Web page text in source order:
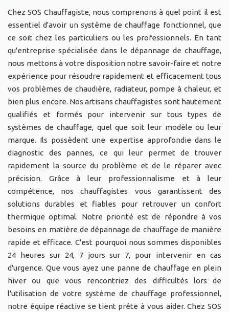
Chez SOS Chauffagiste, nous comprenons à quel point il est
essentiel d'avoir un système de chauffage fonctionnel, que
ce soit chez les particuliers ou les professionnels. En tant
qu'entreprise spécialisée dans le dépannage de chauffage,
nous mettons à votre disposition notre savoir-faire et notre
expérience pour résoudre rapidement et efficacement tous
vos problèmes de chaudière, radiateur, pompe à chaleur, et
bien plus encore. Nos artisans chauffagistes sont hautement
qualifiés et formés pour intervenir sur tous types de
systèmes de chauffage, quel que soit leur modèle ou leur
marque. Ils possèdent une expertise approfondie dans le
diagnostic des pannes, ce qui leur permet de trouver
rapidement la source du problème et de le réparer avec
précision. Grâce à leur professionnalisme et à leur
compétence, nos chauffagistes vous garantissent des
solutions durables et fiables pour retrouver un confort
thermique optimal. Notre priorité est de répondre à vos
besoins en matière de dépannage de chauffage de manière
rapide et efficace. C'est pourquoi nous sommes disponibles
24 heures sur 24, 7 jours sur 7, pour intervenir en cas
d'urgence. Que vous ayez une panne de chauffage en plein
hiver ou que vous rencontriez des difficultés lors de
l'utilisation de votre système de chauffage professionnel,
notre équipe réactive se tient prête à vous aider. Chez SOS